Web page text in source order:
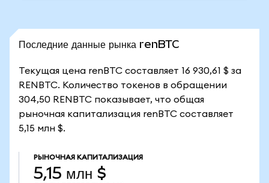
Последние данные рынка renBTC
Текущая цена renBTC составляет 16 930,61 $ за
RENBTC. Количество токенов в обращении
304,50 RENBTC показывает, что общая
рыночная капитализация renBTC составляет
5,15 млн $.
РЫНОЧНАЯ КАПИТАЛИЗАЦИЯ
5,15 млн $